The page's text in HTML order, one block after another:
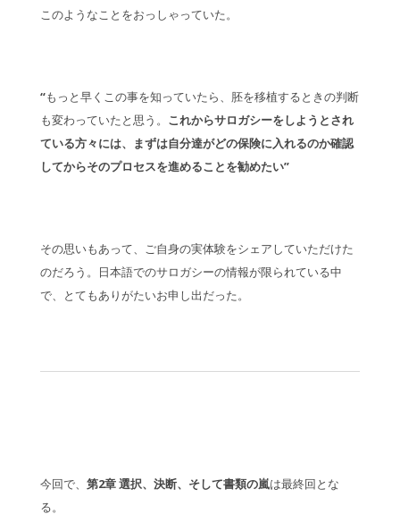
このようなことをおっしゃっていた。
“もっと早くこの事を知っていたら、胚を移植するときの判断
も変わっていたと思う。 これからサロガシーをしようとされ
ている方々には、まずは自分達がどの保険に入れるのか確認
してからそのプロセスを進めることを勧めたい”
その思いもあって、ご自身の実体験をシェアしていただけた
のだろう。日本語でのサロガシーの情報が限られている中
で、とてもありがたいお申し出だった。
今回で、 第2章 選択、決断、そして書類の嵐は最終回とな
る。